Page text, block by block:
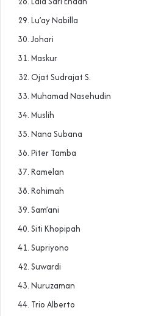
Lu’ay Nabilla
Johari
Maskur
Ojat Sudrajat S.
Muhamad Nasehudin
Muslih
Nana Subana
Piter Tamba
Ramelan
Rohimah
Sam’ani
Siti Khopipah
Supriyono
Suwardi
Nuruzaman
Trio Alberto